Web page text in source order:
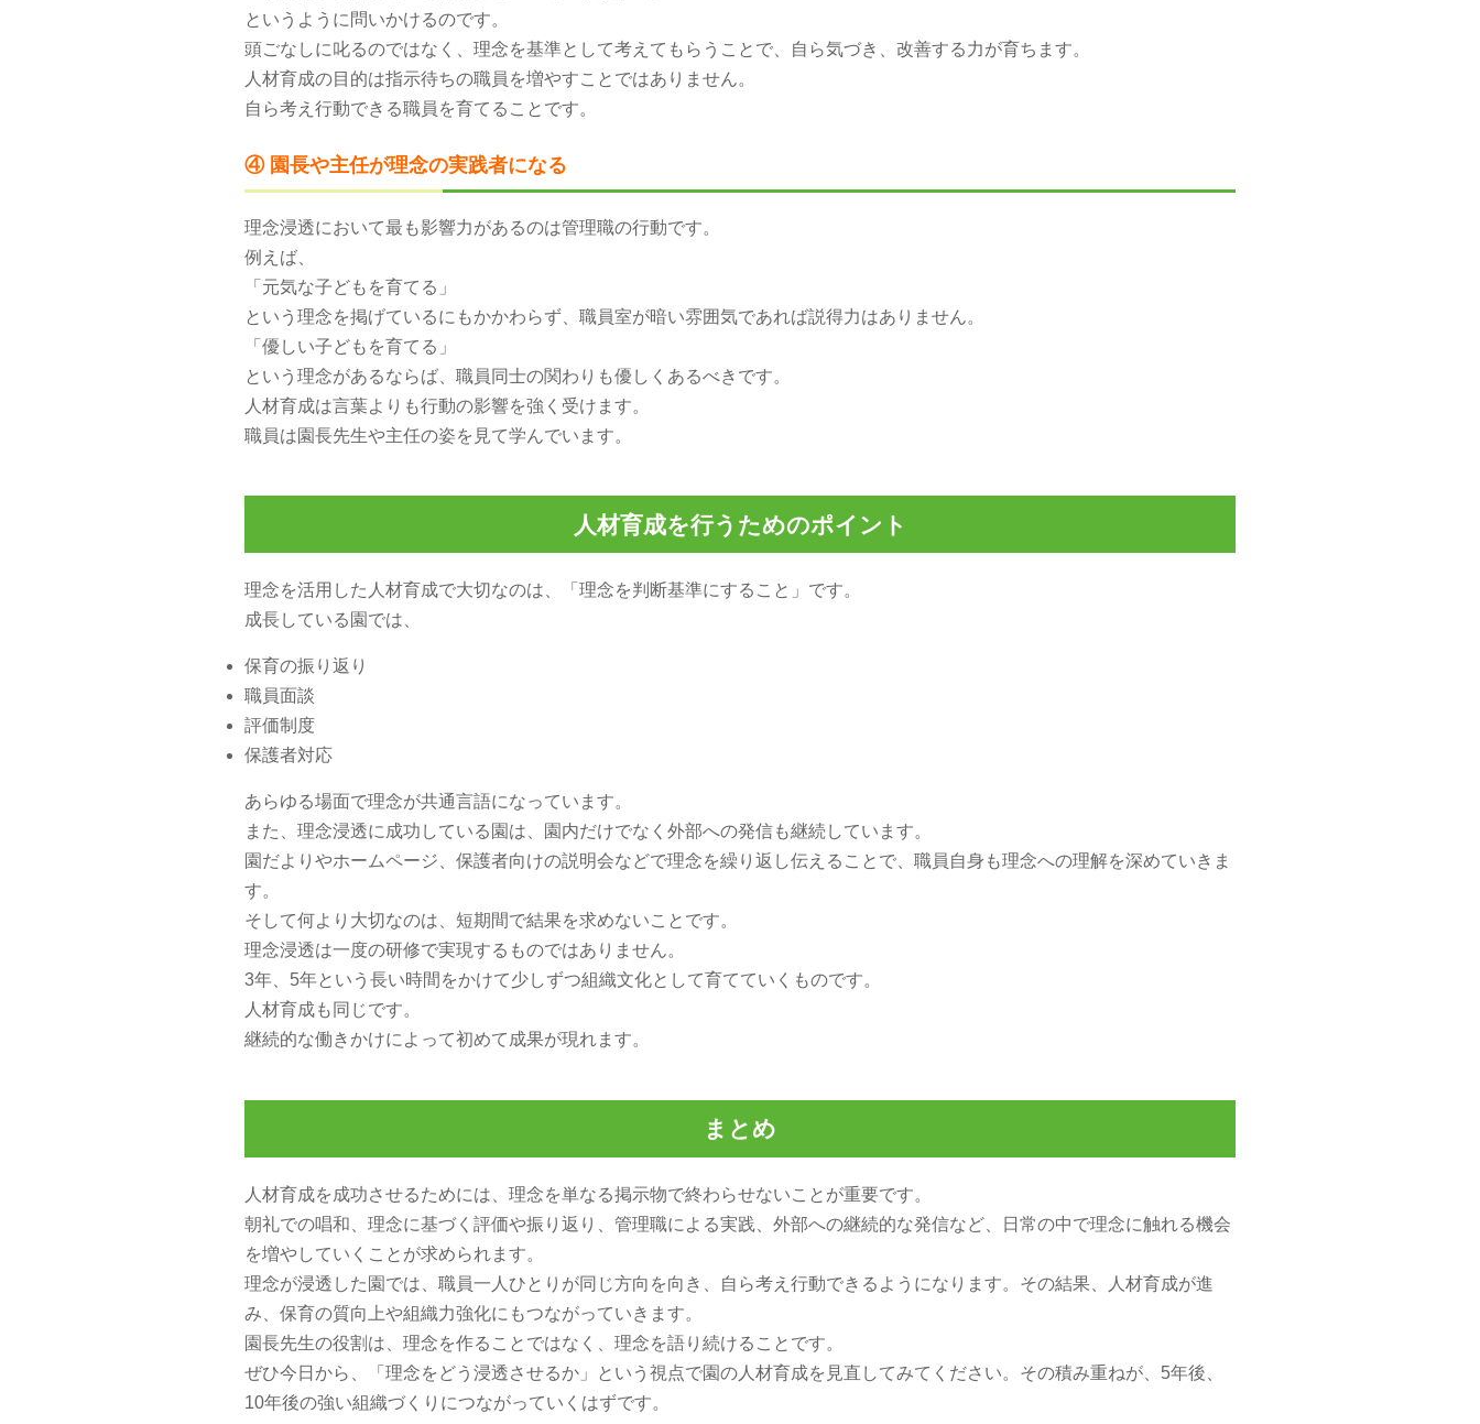
というように問いかけるのです。
頭ごなしに叱るのではなく、理念を基準として考えてもらうことで、自ら気づき、改善する力が育ちます。
人材育成の目的は指示待ちの職員を増やすことではありません。
自ら考え行動できる職員を育てることです。
④ 園長や主任が理念の実践者になる
理念浸透において最も影響力があるのは管理職の行動です。
例えば、
「元気な子どもを育てる」
という理念を掲げているにもかかわらず、職員室が暗い雰囲気であれば説得力はありません。
「優しい子どもを育てる」
という理念があるならば、職員同士の関わりも優しくあるべきです。
人材育成は言葉よりも行動の影響を強く受けます。
職員は園長先生や主任の姿を見て学んでいます。
人材育成を行うためのポイント
理念を活用した人材育成で大切なのは、「理念を判断基準にすること」です。
成長している園では、
保育の振り返り
職員面談
評価制度
保護者対応
あらゆる場面で理念が共通言語になっています。
また、理念浸透に成功している園は、園内だけでなく外部への発信も継続しています。
園だよりやホームページ、保護者向けの説明会などで理念を繰り返し伝えることで、職員自身も理念への理解を深めていきま
す。
そして何より大切なのは、短期間で結果を求めないことです。
理念浸透は一度の研修で実現するものではありません。
3年、5年という長い時間をかけて少しずつ組織文化として育てていくものです。
人材育成も同じです。
継続的な働きかけによって初めて成果が現れます。
まとめ
人材育成を成功させるためには、理念を単なる掲示物で終わらせないことが重要です。
朝礼での唱和、理念に基づく評価や振り返り、管理職による実践、外部への継続的な発信など、日常の中で理念に触れる機会
を増やしていくことが求められます。
理念が浸透した園では、職員一人ひとりが同じ方向を向き、自ら考え行動できるようになります。その結果、人材育成が進
み、保育の質向上や組織力強化にもつながっていきます。
園長先生の役割は、理念を作ることではなく、理念を語り続けることです。
ぜひ今日から、「理念をどう浸透させるか」という視点で園の人材育成を見直してみてください。その積み重ねが、5年後、
10年後の強い組織づくりにつながっていくはずです。